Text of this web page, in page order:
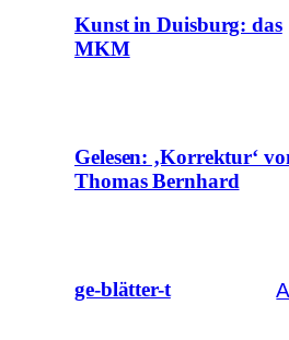
Kunst in Duisburg: das
MKM
Gelesen: ‚Korrektur‘
Thomas Bernhard
ge-blätter-t